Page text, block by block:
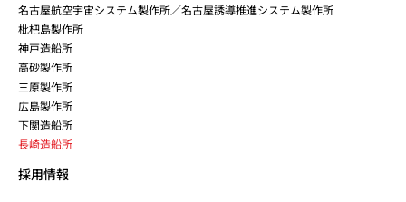
名古屋航空宇宙システム製作所／名古屋誘導推進システム製作所
枇杷島製作所
神戸造船所
高砂製作所
三原製作所
広島製作所
下関造船所
長崎造船所
採用情報